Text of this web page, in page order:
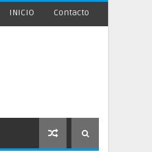
INICIO Contacto